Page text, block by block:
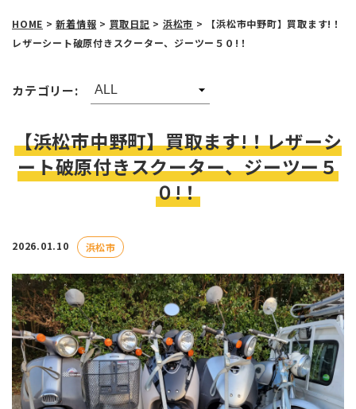
HOME >新着情報 > 買取日記 > 浜松市 >
【浜松市中野町】買取ます!！
レザーシート破原付きスクーター、ジーツー５０!！
カテゴリー:
【浜松市中野町】買取ます!！レザーシ
ート破原付きスクーター、ジーツー５
０!！
2026.01.10 浜松市